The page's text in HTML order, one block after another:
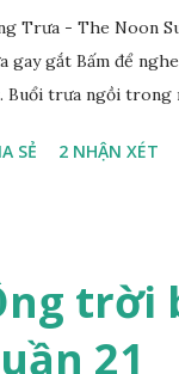
Trưa - The Noon
gay gắt Bấm để
Buổi trưa ngồi trong
SẺ 2 NHẬN XÉT
trời
21